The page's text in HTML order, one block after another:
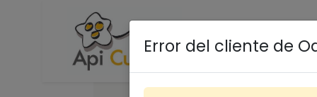
Accueil Boutique
Error del cliente de